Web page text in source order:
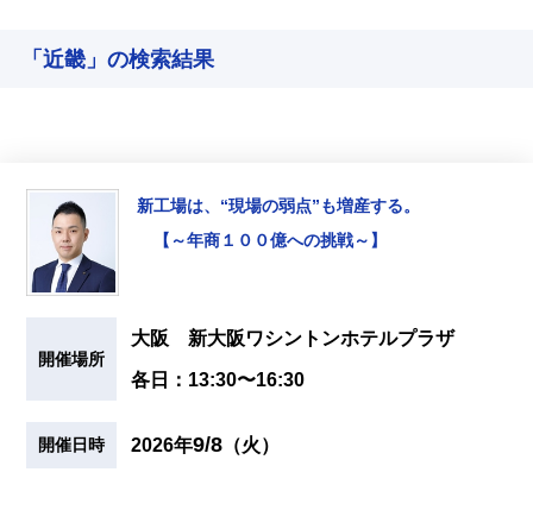
「近畿」の検索結果
新工場は、“現場の弱点”も増産する。
【～年商１００億への挑戦～】
開催場所
大阪 新大阪ワシントンホテルプラザ
各日：13:30〜16:30
開催日時 2026年9/8 （火）